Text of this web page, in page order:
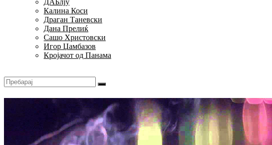
ДАБлју
Калина Коси
Драган Таневски
Дана Прелиќ
Сашо Христовски
Игор Џамбазов
Кројачот од Панама